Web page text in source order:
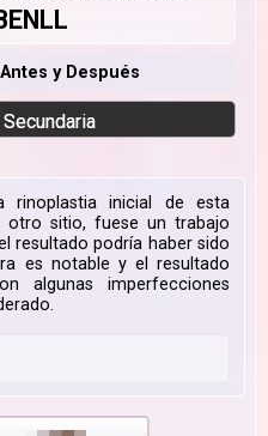
y Después
inicial de esta
otro sitio, fuese un trabajo
resultado podría haber sido
es notable y el resultado
algunas imperfecciones